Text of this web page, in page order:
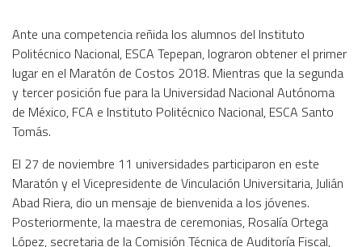
Ante una competencia reñida los alumnos del Instituto
Politécnico Nacional, ESCA Tepepan, lograron obtener el primer
lugar en el Maratón de Costos 2018. Mientras que la segunda
y tercer posición fue para la Universidad Nacional Autónoma
de México, FCA e Instituto Politécnico Nacional, ESCA Santo
Tomás.
El 27 de noviembre 11 universidades participaron en este
Maratón y el Vicepresidente de Vinculación Universitaria, Julián
Abad Riera, dio un mensaje de bienvenida a los jóvenes.
Posteriormente, la maestra de ceremonias, Rosalía Ortega
López, secretaria de la Comisión Técnica de Auditoría Fiscal,